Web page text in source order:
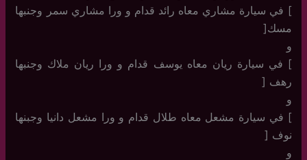
] في سيارة مشاري معاه رائد قدام و ورا مشاري سمر وجنبها
مسك[
و
] في سيارة ريان معاه يوسف قدام و ورا ريان ملاك وجنبها
رهف [
و
] في سيارة مشعل معاه طلال قدام و ورا مشعل دانيا وجبنها
نوف [
و